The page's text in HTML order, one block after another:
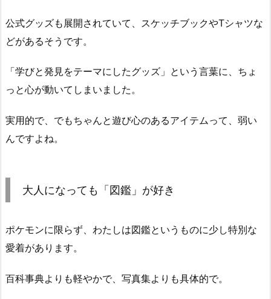
公式グッズも展開されていて、スケッチブックやTシャツな
どがあるそうです。
「学びと発見をテーマにしたグッズ」という言葉に、ちょ
っと心が動いてしまいました。
実用的で、でもちゃんと遊び心のあるアイテムって、弱い
んですよね。
大人になっても「図鑑」が好き
ポケモンに限らず、わたしは図鑑というものに少し特別な
愛着があります。
百科事典よりも軽やかで、写真集よりも具体的で。